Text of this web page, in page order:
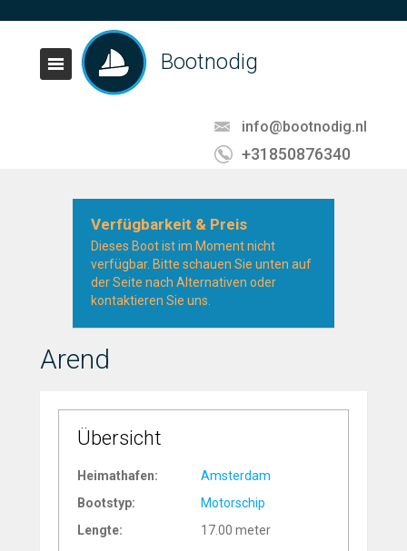
Bootnodig
info@bootnodig.nl
+31850876340
Verfügbarkeit & Preis
Dieses Boot ist im Moment nicht
verfügbar. Bitte schauen Sie unten auf
der Seite nach Alternativen oder
kontaktieren Sie uns.
Arend
Übersicht
Heimathafen:
Amsterdam
Bootstyp:
Motorschip
Lengte:
17.00 meter